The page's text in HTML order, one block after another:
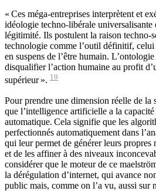
« Ces méga-entreprises interprètent et
idéologie techno-libérale universalisante
légitimité. Ils postulent la raison techno-
technologie comme l’outil définitif, celui
en suspens de l’être humain.
disqualifier l’action humaine au profit
supérieur ». 19
Pour prendre une dimension réelle de
que l’intelligence artificielle a la capacité
automatique. Cela signifie que les
perfectionnés automatiquement dans
qui leur permet de générer leurs propres
et de les affiner à des niveaux
considérer que le moteur de ce
la dérégulation d’internet, qui avance
public mais, comme on l’a vu, aussi sur